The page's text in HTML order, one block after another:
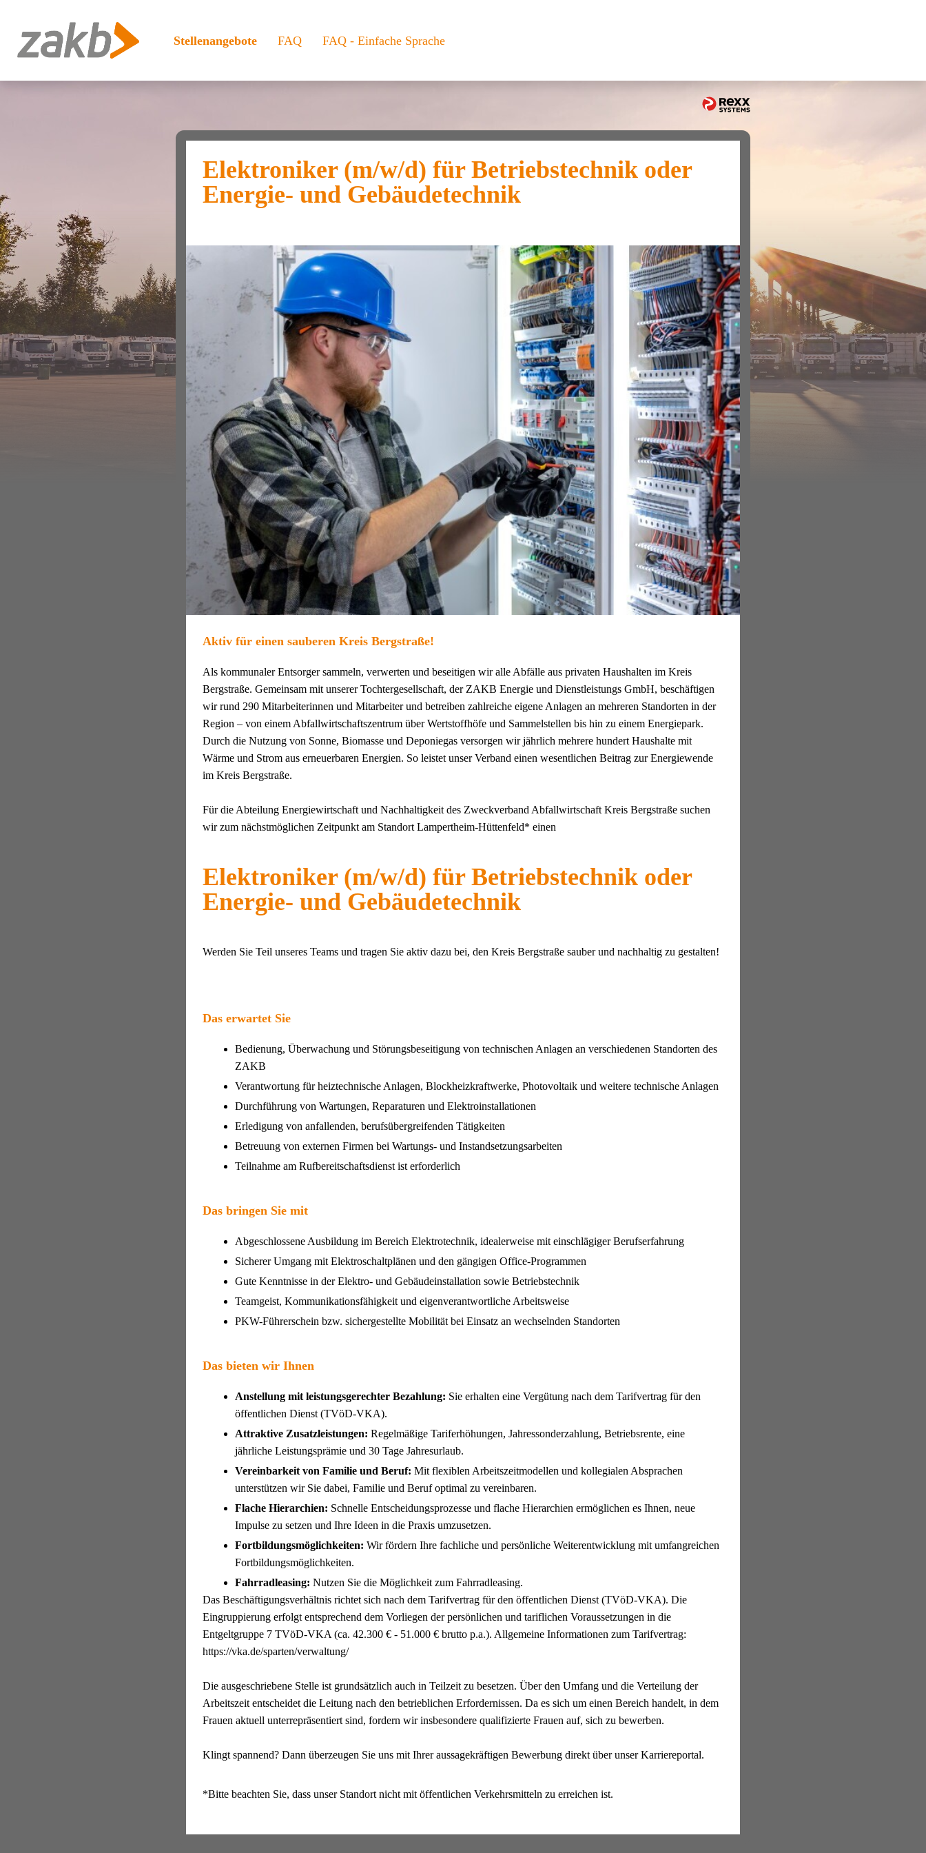
Stellenangebote FAQ FAQ - Einfache Sprache
Elektroniker (m/w/d) für Betriebstechnik oder
Energie- und Gebäudetechnik
Aktiv für einen sauberen Kreis Bergstraße!
Als kommunaler Entsorger sammeln, verwerten und beseitigen wir alle Abfälle aus privaten Haushalten im Kreis
Bergstraße. Gemeinsam mit unserer Tochtergesellschaft, der ZAKB Energie und Dienstleistungs GmbH, beschäftigen
wir rund 290 Mitarbeiterinnen und Mitarbeiter und betreiben zahlreiche eigene Anlagen an mehreren Standorten in der
Region – von einem Abfallwirtschaftszentrum über Wertstoffhöfe und Sammelstellen bis hin zu einem Energiepark.
Durch die Nutzung von Sonne, Biomasse und Deponiegas versorgen wir jährlich mehrere hundert Haushalte mit
Wärme und Strom aus erneuerbaren Energien. So leistet unser Verband einen wesentlichen Beitrag zur Energiewende
im Kreis Bergstraße.
Für die Abteilung Energiewirtschaft und Nachhaltigkeit des Zweckverband Abfallwirtschaft Kreis Bergstraße suchen
wir zum nächstmöglichen Zeitpunkt am Standort Lampertheim-Hüttenfeld* einen
Elektroniker (m/w/d) für Betriebstechnik oder
Energie- und Gebäudetechnik
Werden Sie Teil unseres Teams und tragen Sie aktiv dazu bei, den Kreis Bergstraße sauber und nachhaltig zu gestalten!
Das erwartet Sie
Bedienung, Überwachung und Störungsbeseitigung von technischen Anlagen an verschiedenen Standorten des
ZAKB
Verantwortung für heiztechnische Anlagen, Blockheizkraftwerke, Photovoltaik und weitere technische Anlagen
Durchführung von Wartungen, Reparaturen und Elektroinstallationen
Erledigung von anfallenden, berufsübergreifenden Tätigkeiten
Betreuung von externen Firmen bei Wartungs- und Instandsetzungsarbeiten
Teilnahme am Rufbereitschaftsdienst ist erforderlich
Das bringen Sie mit
Abgeschlossene Ausbildung im Bereich Elektrotechnik, idealerweise mit einschlägiger Berufserfahrung
Sicherer Umgang mit Elektroschaltplänen und den gängigen Office-Programmen
Gute Kenntnisse in der Elektro- und Gebäudeinstallation sowie Betriebstechnik
Teamgeist, Kommunikationsfähigkeit und eigenverantwortliche Arbeitsweise
PKW-Führerschein bzw. sichergestellte Mobilität bei Einsatz an wechselnden Standorten
Das bieten wir Ihnen
Anstellung mit leistungsgerechter Bezahlung: Sie erhalten eine Vergütung nach dem Tarifvertrag für den
öffentlichen Dienst (TVöD-VKA).
Attraktive Zusatzleistungen: Regelmäßige Tariferhöhungen, Jahressonderzahlung, Betriebsrente, eine
jährliche Leistungsprämie und 30 Tage Jahresurlaub.
Vereinbarkeit von Familie und Beruf: Mit flexiblen Arbeitszeitmodellen und kollegialen Absprachen
unterstützen wir Sie dabei, Familie und Beruf optimal zu vereinbaren.
Flache Hierarchien: Schnelle Entscheidungsprozesse und flache Hierarchien ermöglichen es Ihnen, neue
Impulse zu setzen und Ihre Ideen in die Praxis umzusetzen.
Fortbildungsmöglichkeiten: Wir fördern Ihre fachliche und persönliche Weiterentwicklung mit umfangreichen
Fortbildungsmöglichkeiten.
Fahrradleasing: Nutzen Sie die Möglichkeit zum Fahrradleasing.
Das Beschäftigungsverhältnis richtet sich nach dem Tarifvertrag für den öffentlichen Dienst (TVöD-VKA). Die
Eingruppierung erfolgt entsprechend dem Vorliegen der persönlichen und tariflichen Voraussetzungen in die
Entgeltgruppe 7 TVöD-VKA (ca. 42.300 € - 51.000 € brutto p.a.). Allgemeine Informationen zum Tarifvertrag:
https://vka.de/sparten/verwaltung/
Die ausgeschriebene Stelle ist grundsätzlich auch in Teilzeit zu besetzen. Über den Umfang und die Verteilung der
Arbeitszeit entscheidet die Leitung nach den betrieblichen Erfordernissen. Da es sich um einen Bereich handelt, in dem
Frauen aktuell unterrepräsentiert sind, fordern wir insbesondere qualifizierte Frauen auf, sich zu bewerben.
Klingt spannend? Dann überzeugen Sie uns mit Ihrer aussagekräftigen Bewerbung direkt über unser Karriereportal.
*Bitte beachten Sie, dass unser Standort nicht mit öffentlichen Verkehrsmitteln zu erreichen ist.